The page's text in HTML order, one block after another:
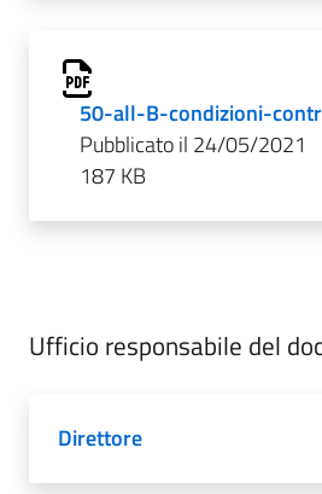
50-all-B-condizioni-
Pubblicato il 24/05/2021
187 KB
Ufficio responsabile del
Direttore